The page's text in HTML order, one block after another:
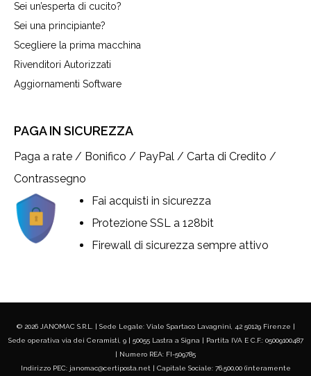
Sei un’esperta di cucito?
Sei una principiante?
Scegliere la prima macchina
Rivenditori Autorizzati
Aggiornamenti Software
PAGA IN SICUREZZA
Paga a rate / Bonifico / PayPal / Carta di Credito /
Contrassegno
Fai acquisti in sicurezza
Protezione SSL a 128bit
Firewall di sicurezza sempre attivo
© 2026 JANOMAC S.R.L. | Sede Legale: Viale Spartaco Lavagnini, 42 50129 Firenze |
Sede operativa via dei Ceramisti, 9 | 50055 Lastra a Signa | Partita IVA E C.F.: 05009100487
| Numero REA: FI-509785
Indirizzo PEC: janomac@certiposta.net | Capitale Sociale: 76.500,00 (interamente